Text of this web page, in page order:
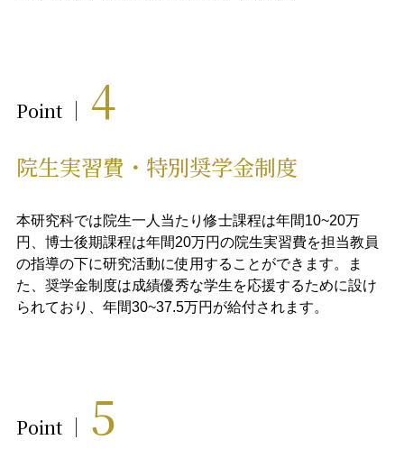
Point 4
院生実習費・特別奨学金制度​
本研究科では院生一人当たり修士課程は年間10~20万
円、博士後期課程は年間20万円の院生実習費を担当教員
の指導の下に研究活動に使用することができます。ま
た、奨学金制度は成績優秀な学生を応援するために設け
られており、年間30~37.5万円が給付されます。​​​​
Point 5